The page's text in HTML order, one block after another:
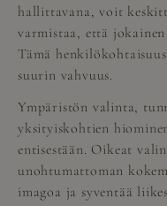
hallittavana, voit
varmistaa, että
Tämä
suurin vahvuus.
Ympäristön valinta,
yksityiskohtien
entisestään. Oikeat
unohtumattoman
imagoa ja syventää